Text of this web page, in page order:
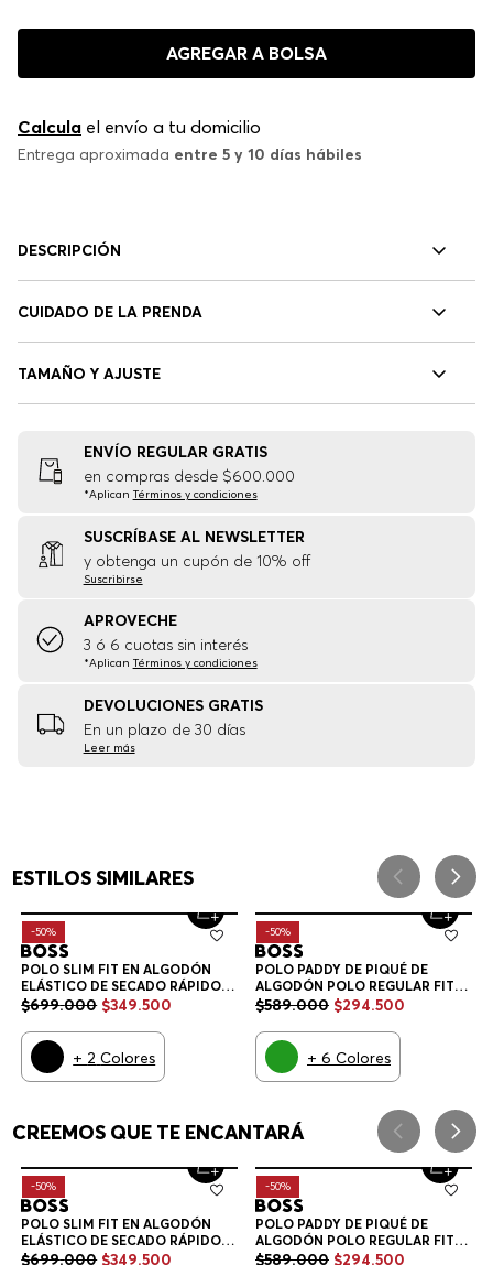
AGREGAR A BOLSA
Calcula el envío a tu domicilio
Entrega aproximada entre 5 y 10 días hábiles
DESCRIPCIÓN
CUIDADO DE LA PRENDA
TAMAÑO Y AJUSTE
ENVÍO REGULAR GRATIS
en compras desde $600.000
*AplicanTérminos y condiciones
SUSCRÍBASE AL NEWSLETTER
y obtenga un cupón de 10% off
Suscribirse
APROVECHE
3 ó 6 cuotas sin interés
*AplicanTérminos y condiciones
DEVOLUCIONES GRATIS
En un plazo de 30 días
Leer más
ESTILOS SIMILARES
-50% -50%